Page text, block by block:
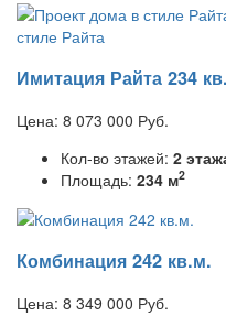
Имитация Райта 234
Цена: 8 073 000 Руб.
Кол-во этажей: 2
Площадь: 234 м2
Комбинация 242 кв.м.
Цена: 8 349 000 Руб.